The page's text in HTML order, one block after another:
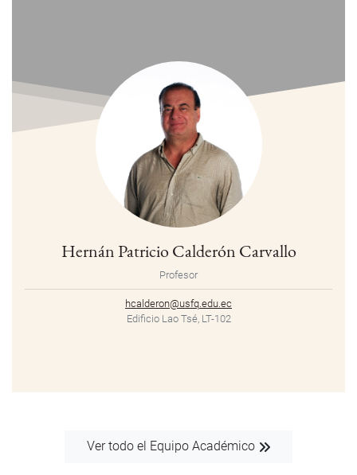
Hernán Patricio Calderón Carvallo
Profesor
hcalderon@usfq.edu.ec
Edificio Lao Tsé, LT-102
Ver todo el Equipo Académico